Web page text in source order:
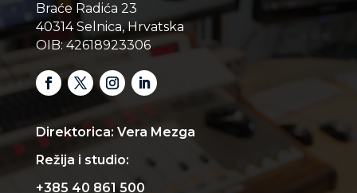
Braće Radića 23
40314 Selnica, Hrvatska
OIB: 42618923306
Direktorica: Vera Mezga
Režija i studio:
+385 40 861 500